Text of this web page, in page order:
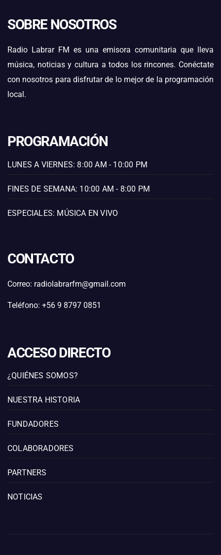
SOBRE NOSOTROS
Radio Labrar FM es una emisora comunitaria que lleva
música, noticias y cultura a todos los rincones. Conéctate
con nosotros para disfrutar de lo mejor de la programación
local.
PROGRAMACIÓN
LUNES A VIERNES: 8:00 AM - 10:00 PM
FINES DE SEMANA: 10:00 AM - 8:00 PM
ESPECIALES: MÚSICA EN VIVO
CONTACTO
Correo: radiolabrarfm@gmail.com
Teléfono: +56 9 8797 0851
ACCESO DIRECTO
¿QUIÉNES SOMOS?
NUESTRA HISTORIA
FUNDADORES
COLABORADORES
PARTNERS
NOTICIAS